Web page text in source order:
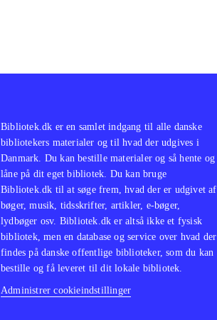
Bibliotek.dk er en samlet indgang til alle danske
bibliotekers materialer og til hvad der udgives i
Danmark. Du kan bestille materialer og så hente og
låne på dit eget bibliotek. Du kan bruge
Bibliotek.dk til at søge frem, hvad der er udgivet af
bøger, musik, tidsskrifter, artikler, e-bøger,
lydbøger osv. Bibliotek.dk er altså ikke et fysisk
bibliotek, men en database og service over hvad der
findes på danske offentlige biblioteker, som du kan
bestille og få leveret til dit lokale bibliotek.
Administrer cookieindstillinger